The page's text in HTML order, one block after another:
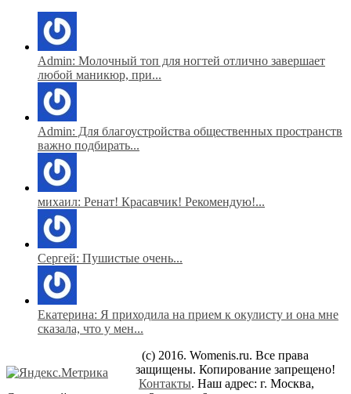
Admin: Молочный топ для ногтей отлично завершает
любой маникюр, при...
Admin: Для благоустройства общественных пространств
важно подбирать...
михаил: Ренат! Красавчик! Рекомендую!...
Сергей: Пушистые очень...
Екатерина: Я приходила на прием к окулисту и она мне
сказала, что у мен...
(c) 2016. Womenis.ru. Все права
защищены. Копирование запрещено!
Контакты. Наш адрес: г. Москва,